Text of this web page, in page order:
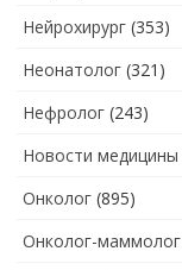
Нейрохирург (353)
Неонатолог (321)
Нефролог (243)
Новости медицины
Онколог (895)
Онколог-маммолог